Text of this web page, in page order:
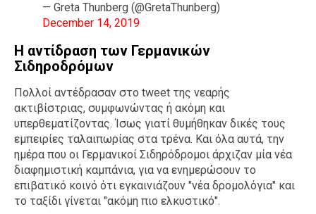
— Greta Thunberg (@GretaThunberg)
December 14, 2019
Η αντίδραση των Γερμανικών
Σιδηροδρόμων
Πολλοί αντέδρασαν στο tweet της νεαρής
ακτιβίστριας, συμφωνώντας ή ακόμη και
υπερθεματίζοντας. Ίσως γιατί θυμήθηκαν δικές τους
εμπειρίες ταλαιπωρίας στα τρένα. Και όλα αυτά, την
ημέρα που οι Γερμανικοί Σιδηρόδρομοι άρχιζαν μία νέα
διαφημιστική καμπάνια, για να ενημερώσουν το
επιβατικό κοινό ότι εγκαινιάζουν "νέα δρομολόγια" και
το ταξίδι γίνεται "ακόμη πιο ελκυστικό".